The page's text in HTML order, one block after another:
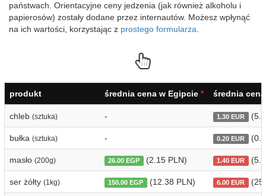
państwach. Orientacyjne ceny jedzenia (jak również alkoholu i
papierosów) zostały dodane przez internautów. Możesz wpłynąć
na ich wartości, korzystając z prostego formularza
produkt średnia cena w Egipcie * średnia
chleb (sztuka) - 1.30 EUR
bułka (sztuka) - 0.20 EUR
masło (200g) 26.00 EGP (2.15 PLN) 1.40 EUR
ser żółty (1kg) 150.00 EGP (12.38 PLN) 6.00 EUR